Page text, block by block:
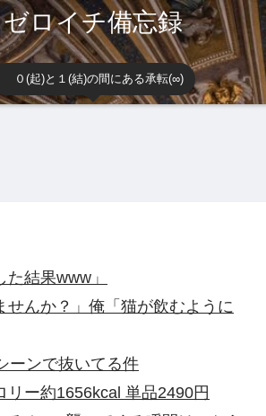
ゼロイチ備忘録
０(起)と１(結)の間にある承転(∞)
結果www」
んか？」俺「猫が飲むように
ーンで抜いてる件
ー約1656kcal 単品2490円